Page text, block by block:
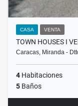
CASA VENTA
TOWN HOUSES I
Caracas, Miranda -
4 Habitaciones
5 Baños